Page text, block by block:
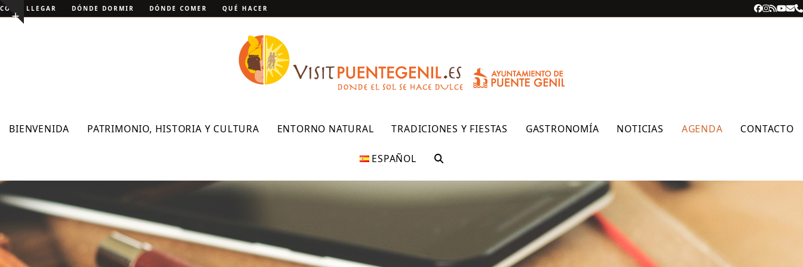
Skip
to Show
CÓMO LLEGAR DÓNDE DORMIR DÓNDE COMER QUÉ HACER Facebook
RSS
BIENVENIDA PATRIMONIO, HISTORIA Y CULTURA ENTORNO NATURAL TRADICIONES Y FIESTAS GASTRONOMÍA NOTICIAS AGENDA CONTACTO
ESPAÑOL